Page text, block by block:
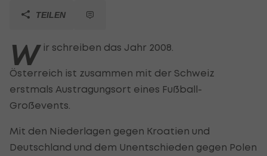
TEILEN
W ir schreiben das Jahr 2008.
Österreich ist zusammen mit der Schweiz
erstmals Austragungsort eines Fußball-
Großevents.
Mit den Niederlagen gegen Kroatien und
Deutschland und dem Unentschieden gegen Polen